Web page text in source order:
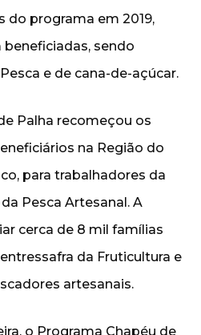
do programa em 2019,
sendo
e de cana-de-açúcar.
Palha recomeçou os
na Região do
para trabalhadores da
Pesca Artesanal. A
cerca de 8 mil famílias
da Fruticultura e
artesanais.
o Programa Chapéu de